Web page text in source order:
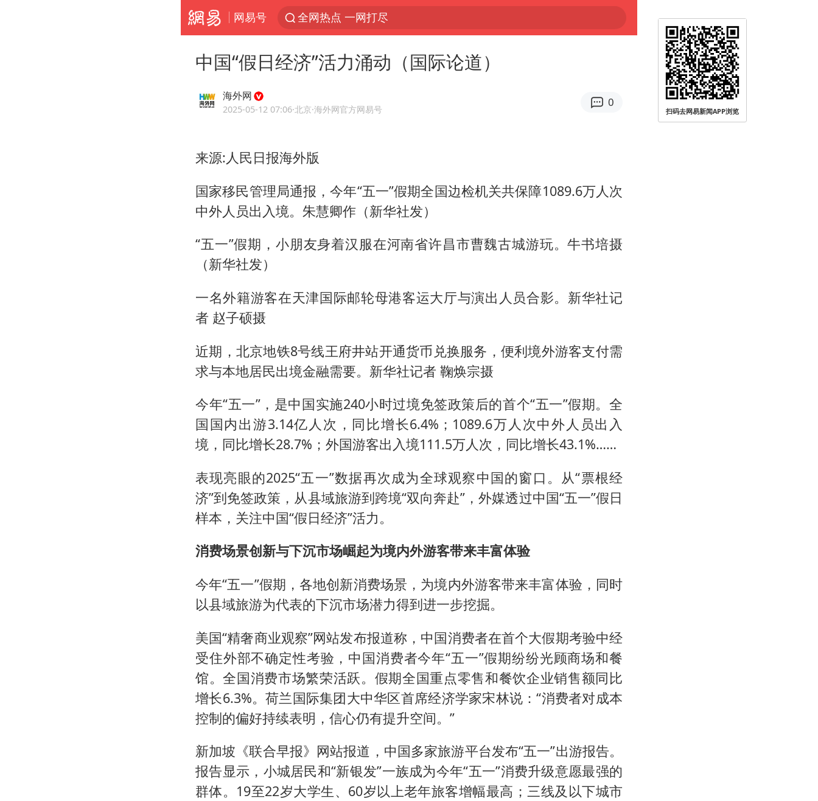
网易号 全网热点 一网打尽
中国“假日经济”活力涌动（国际论道）
海外网
2025-05-12 07:06·北京·海外网官方网易号
0
来源:人民日报海外版
国家移民管理局通报，今年“五一”假期全国边检机关共保障1089.6万人次
中外人员出入境。朱慧卿作（新华社发）
“五一”假期，小朋友身着汉服在河南省许昌市曹魏古城游玩。牛书培摄
（新华社发）
一名外籍游客在天津国际邮轮母港客运大厅与演出人员合影。新华社记
者 赵子硕摄
近期，北京地铁8号线王府井站开通货币兑换服务，便利境外游客支付需
求与本地居民出境金融需要。新华社记者 鞠焕宗摄
今年“五一”，是中国实施240小时过境免签政策后的首个“五一”假期。全
国国内出游3.14亿人次，同比增长6.4%；1089.6万人次中外人员出入
境，同比增长28.7%；外国游客出入境111.5万人次，同比增长43.1%……
表现亮眼的2025“五一”数据再次成为全球观察中国的窗口。从“票根经
济”到免签政策，从县域旅游到跨境“双向奔赴”，外媒透过中国“五一”假日
样本，关注中国“假日经济”活力。
消费场景创新与下沉市场崛起为境内外游客带来丰富体验
今年“五一”假期，各地创新消费场景，为境内外游客带来丰富体验，同时
以县域旅游为代表的下沉市场潜力得到进一步挖掘。
美国“精奢商业观察”网站发布报道称，中国消费者在首个大假期考验中经
受住外部不确定性考验，中国消费者今年“五一”假期纷纷光顾商场和餐
馆。全国消费市场繁荣活跃。假期全国重点零售和餐饮企业销售额同比
增长6.3%。荷兰国际集团大中华区首席经济学家宋林说：“消费者对成本
控制的偏好持续表明，信心仍有提升空间。”
新加坡《联合早报》网站报道，中国多家旅游平台发布“五一”出游报告。
报告显示，小城居民和“新银发”一族成为今年“五一”消费升级意愿最强的
群体。19至22岁大学生、60岁以上老年旅客增幅最高；三线及以下城市
扫码去网易新闻APP浏览